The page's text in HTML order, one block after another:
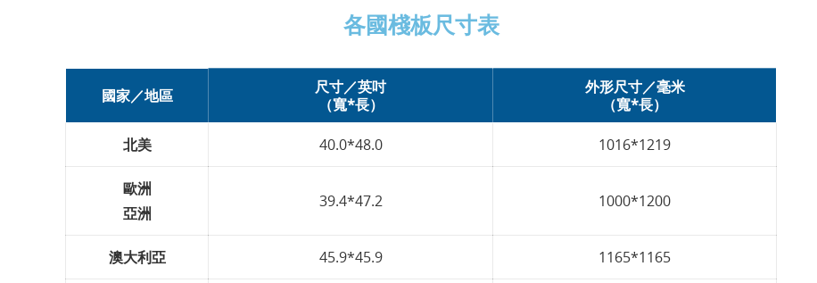
各國棧板尺寸表
國家／地區
尺寸／英吋
（寬*長）
外形尺寸／毫米
（寬*長）
北美 40.0*48.0 1016*1219
歐洲
亞洲
39.4*47.2 1000*1200
澳大利亞 45.9*45.9 1165*1165